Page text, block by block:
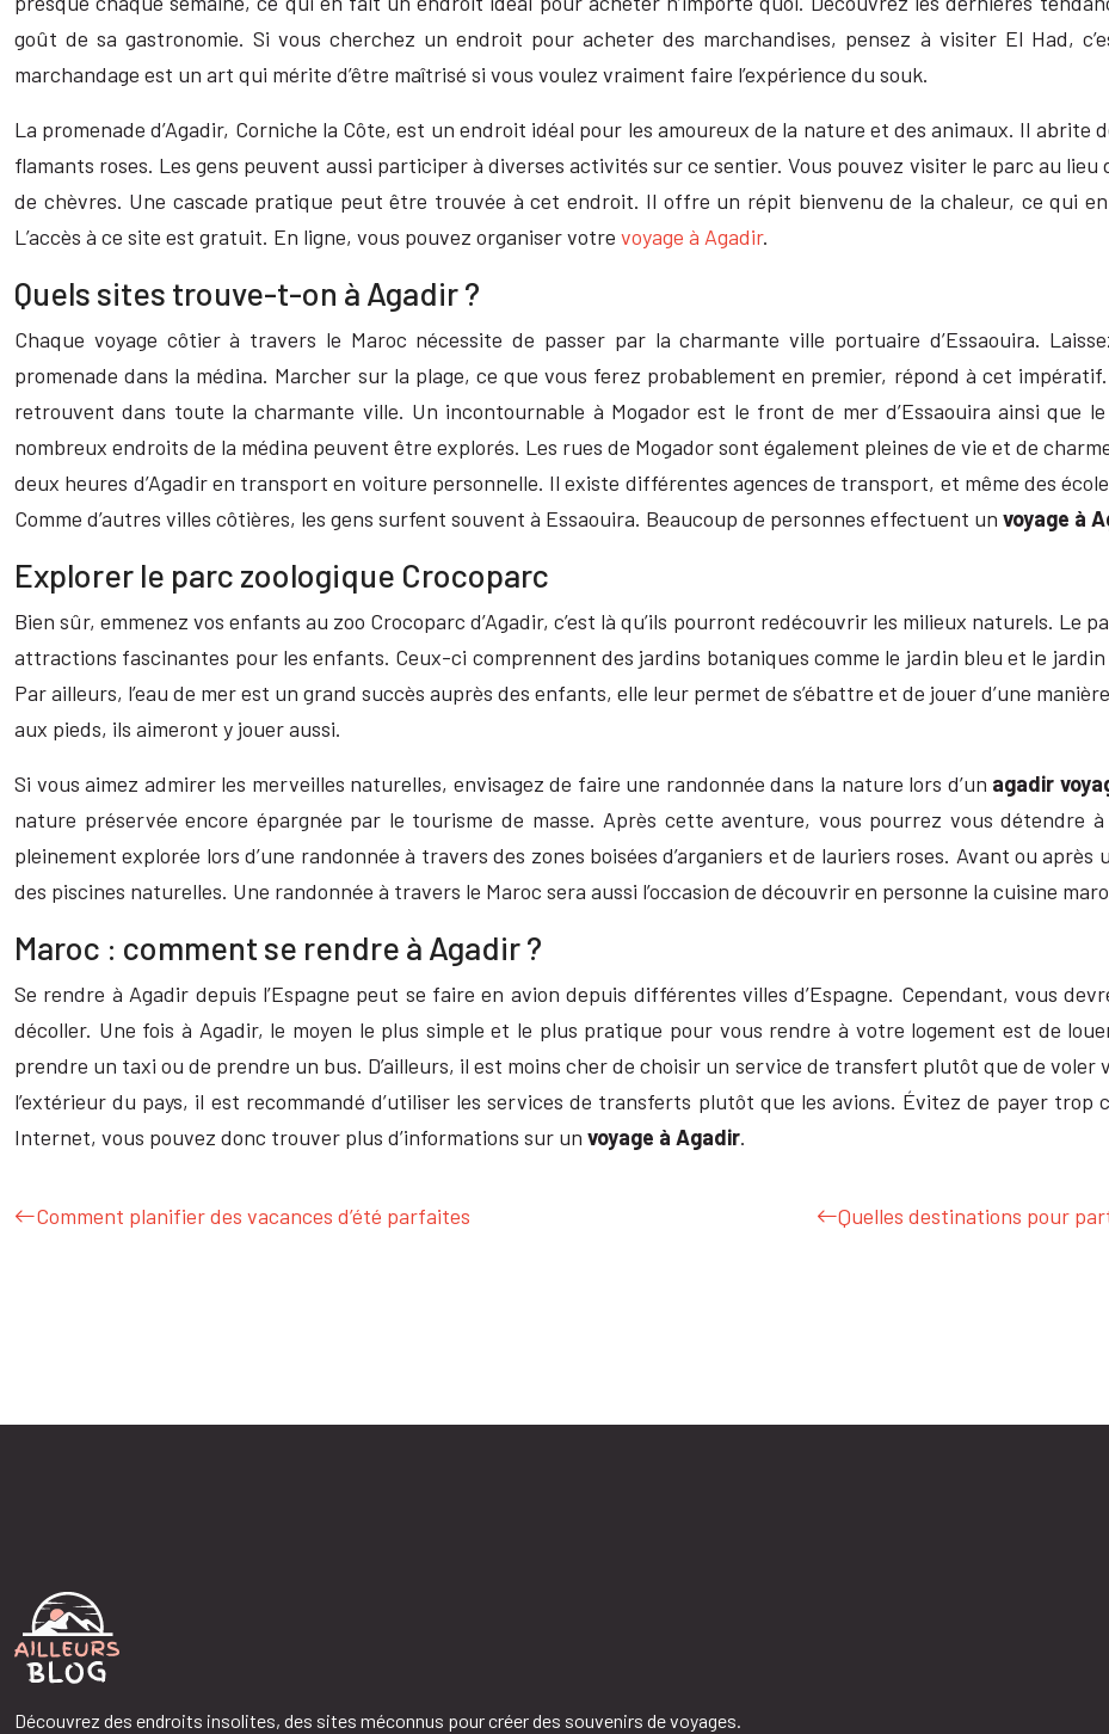
goût de sa gastronomie. Si vous cherchez un endroit pour acheter des marchandises, pensez à visiter El Had,
marchandage est un art qui mérite d’être maîtrisé si vous voulez vraiment faire l’expérience du souk.
La promenade d’Agadir, Corniche la Côte, est un endroit idéal pour les amoureux de la nature et des animaux. Il abrite
flamants roses. Les gens peuvent aussi participer à diverses activités sur ce sentier. Vous pouvez visiter le parc au lieu
de chèvres. Une cascade pratique peut être trouvée à cet endroit. Il offre un répit bienvenu de la chaleur, ce qui
L’accès à ce site est gratuit. En ligne, vous pouvez organiser votre voyage à Agadir.
Quels sites trouve-t-on à Agadir ?
Chaque voyage côtier à travers le Maroc nécessite de passer par la charmante ville portuaire d’Essaouira.
promenade dans la médina. Marcher sur la plage, ce que vous ferez probablement en premier, répond à cet
retrouvent dans toute la charmante ville. Un incontournable à Mogador est le front de mer d’Essaouira ainsi que
nombreux endroits de la médina peuvent être explorés. Les rues de Mogador sont également pleines de vie et de
deux heures d’Agadir en transport en voiture personnelle. Il existe différentes agences de transport, et même des
Comme d’autres villes côtières, les gens surfent souvent à Essaouira. Beaucoup de personnes effectuent un voyage à
Explorer le parc zoologique Crocoparc
Bien sûr, emmenez vos enfants au zoo Crocoparc d’Agadir, c’est là qu’ils pourront redécouvrir les milieux naturels. Le
attractions fascinantes pour les enfants. Ceux-ci comprennent des jardins botaniques comme le jardin bleu et le
Par ailleurs, l’eau de mer est un grand succès auprès des enfants, elle leur permet de s’ébattre et de jouer d’une
aux pieds, ils aimeront y jouer aussi.
Si vous aimez admirer les merveilles naturelles, envisagez de faire une randonnée dans la nature lors d’un agadir
nature préservée encore épargnée par le tourisme de masse. Après cette aventure, vous pourrez vous détendre
pleinement explorée lors d’une randonnée à travers des zones boisées d’arganiers et de lauriers roses. Avant ou
des piscines naturelles. Une randonnée à travers le Maroc sera aussi l’occasion de découvrir en personne la cuisine
Maroc : comment se rendre à Agadir ?
Se rendre à Agadir depuis l’Espagne peut se faire en avion depuis différentes villes d’Espagne. Cependant, vous
décoller. Une fois à Agadir, le moyen le plus simple et le plus pratique pour vous rendre à votre logement est de
prendre un taxi ou de prendre un bus. D’ailleurs, il est moins cher de choisir un service de transfert plutôt que de voler
l’extérieur du pays, il est recommandé d’utiliser les services de transferts plutôt que les avions. Évitez de payer
Internet, vous pouvez donc trouver plus d’informations sur un voyage à Agadir.
Comment planifier des vacances d’été parfaites Quelles destinations pour
Découvrez des endroits insolites, des sites méconnus pour créer des souvenirs de voyages.